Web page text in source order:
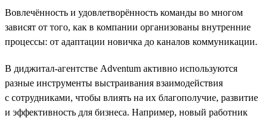
Вовлечённость и удовлетворённость команды во многом
зависят от того, как в компании организованы внутренние
процессы: от адаптации новичка до каналов коммуникации.
В диджитал-агентстве Adventum активно используются
разные инструменты выстраивания взаимодействия
с сотрудниками, чтобы влиять на их благополучие, развитие
и эффективность для бизнеса. Например, новый работник